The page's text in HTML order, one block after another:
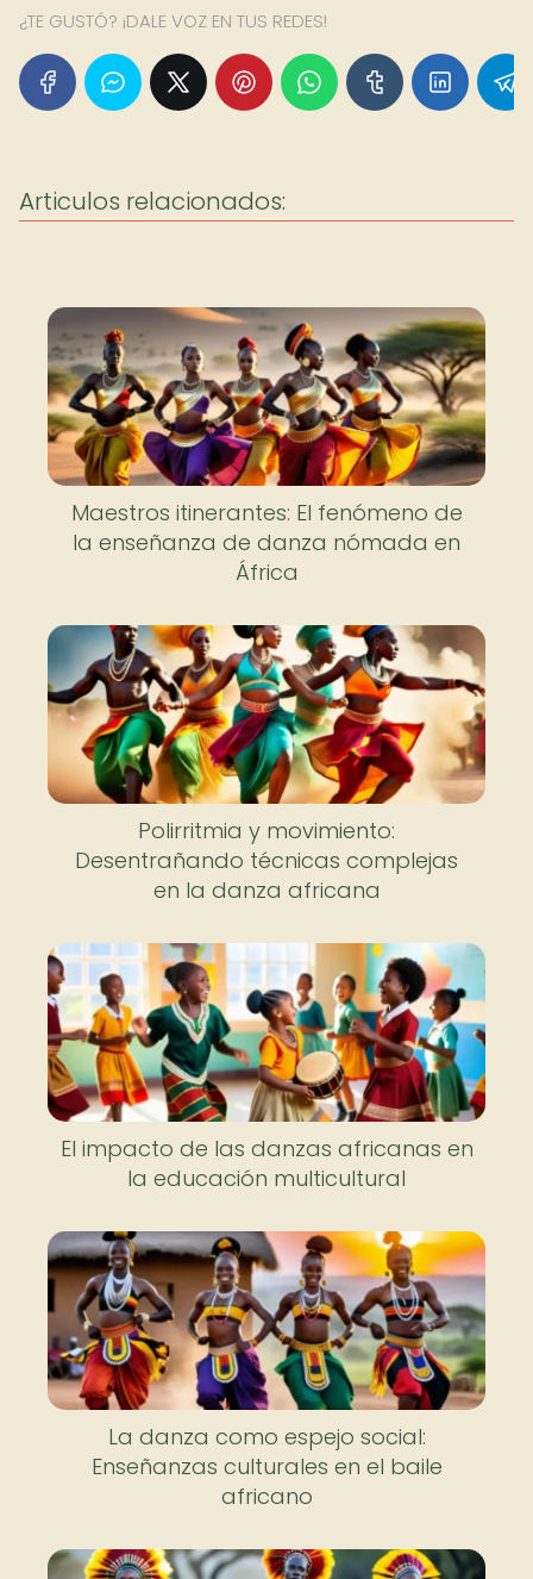
¿TE GUSTÓ? ¡DALE VOZ EN TUS REDES!
Articulos relacionados:
Maestros itinerantes: El fenómeno de
la enseñanza de danza nómada en
África
Polirritmia y movimiento:
Desentrañando técnicas complejas
en la danza africana
El impacto de las danzas africanas en
la educación multicultural
La danza como espejo social:
Enseñanzas culturales en el baile
africano